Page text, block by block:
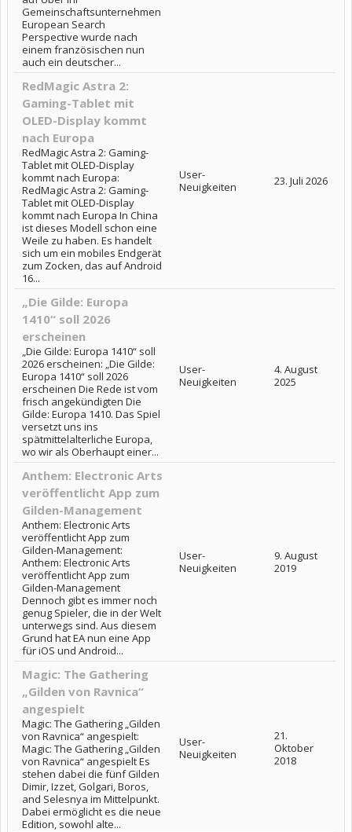
Gemeinschaftsunternehmen
European Search
Perspective wurde nach
einem französischen nun
auch ein deutscher...
RedMagic Astra 2:
Gaming-Tablet mit
OLED-Display kommt
nach Europa
RedMagic Astra 2: Gaming-
Tablet mit OLED-Display
kommt nach Europa:
RedMagic Astra 2: Gaming-
Tablet mit OLED-Display
kommt nach Europa In China
ist dieses Modell schon eine
Weile zu haben. Es handelt
sich um ein mobiles Endgerät
zum Zocken, das auf Android
16...
User-
Neuigkeiten
23. Juli 2026
„Die Gilde: Europa
1410“ soll 2026
erscheinen
„Die Gilde: Europa 1410“ soll
2026 erscheinen: „Die Gilde:
Europa 1410“ soll 2026
erscheinen Die Rede ist vom
frisch angekündigten Die
Gilde: Europa 1410. Das Spiel
versetzt uns ins
spätmittelalterliche Europa,
wo wir als Oberhaupt einer...
User-
Neuigkeiten
4. August
2025
Anthem: Electronic Arts
veröffentlicht App zum
Gilden-Management
Anthem: Electronic Arts
veröffentlicht App zum
Gilden-Management:
Anthem: Electronic Arts
veröffentlicht App zum
Gilden-Management
Dennoch gibt es immer noch
genug Spieler, die in der Welt
unterwegs sind. Aus diesem
Grund hat EA nun eine App
für iOS und Android...
User-
Neuigkeiten
9. August
2019
Magic: The Gathering
„Gilden von Ravnica“
angespielt
Magic: The Gathering „Gilden
von Ravnica“ angespielt:
Magic: The Gathering „Gilden
von Ravnica“ angespielt Es
stehen dabei die fünf Gilden
Dimir, Izzet, Golgari, Boros,
and Selesnya im Mittelpunkt.
Dabei ermöglicht es die neue
Edition, sowohl alte...
User-
Neuigkeiten
21.
Oktober
2018